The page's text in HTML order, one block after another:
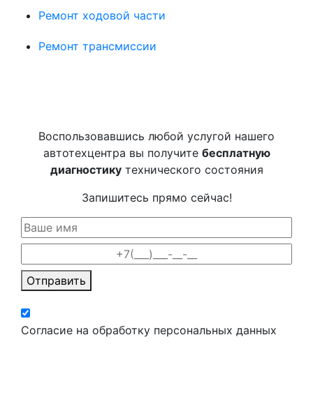
Ремонт ходовой части
Ремонт трансмиссии
Воспользовавшись любой услугой нашего
автотехцентра вы получите бесплатную
диагностикутехнического состояния
Запишитесь прямо сейчас!
Отправить
Согласие на обработку персональных данных